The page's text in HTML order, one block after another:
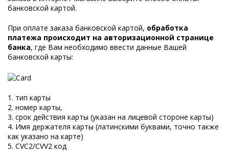
банковской картой.
При оплате заказа банковской картой, обработка
платежа происходит на авторизационной странице
банка, где Вам необходимо ввести данные Вашей
банковской карты:
1. тип карты
2. номер карты,
3. срок действия карты (указан на лицевой стороне карты)
4. Имя держателя карты (латинскими буквами, точно также
как указано на карте)
5. CVC2/CVV2 код